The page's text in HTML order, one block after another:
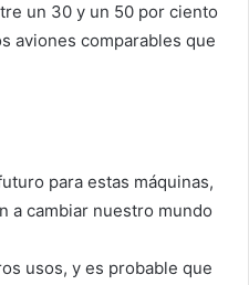
un 30 y un 50 por ciento
aviones comparables que
para estas máquinas,
a cambiar nuestro mundo
usos, y es probable que